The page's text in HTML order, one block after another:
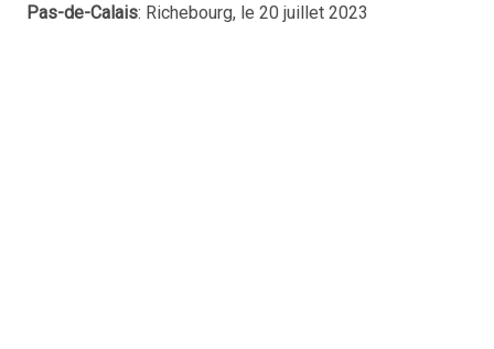
Pas-de-Calais: Richebourg, le 20 juillet 2023